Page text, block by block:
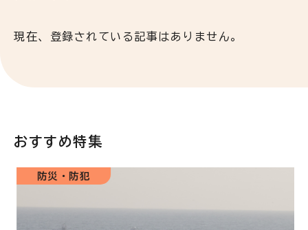
現在、登録されている記事はありません。
おすすめ特集
防災・防犯